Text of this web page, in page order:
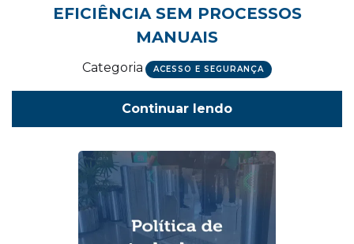
EFICIÊNCIA SEM PROCESSOS
MANUAIS
Categoria ACESSO E SEGURANÇA
Continuar lendo